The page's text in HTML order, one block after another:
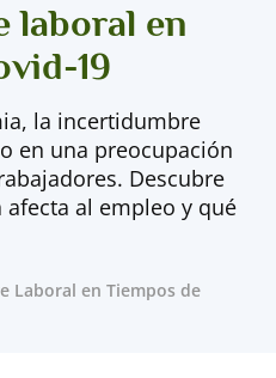
laboral en
19
la incertidumbre
en una preocupación
Descubre
al empleo y qué
Laboral en Tiempos de